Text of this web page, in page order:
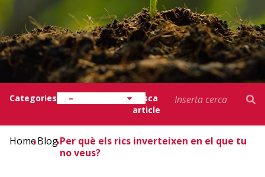
Categories –
Busca
article
HomeBlogPer què els rics inverteixen en el que tu
no veus?